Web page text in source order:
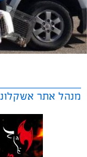
מנהל אתר אשקלונים / 08:33